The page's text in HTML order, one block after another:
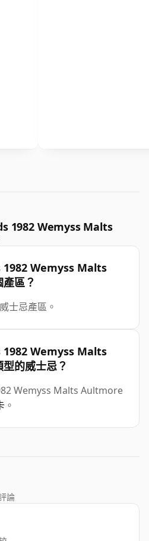
1982 Wemyss Malts
Wemyss Malts
區？
威士忌產區。
Wemyss Malts
的威士忌？
Wemyss Malts Aultmore
。
論